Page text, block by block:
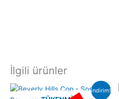
İlgili ürünler
indirim!